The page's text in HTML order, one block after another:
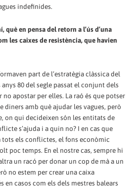
indefinides.
què en pensa del retorn a l’ús d’una
les caixes de resistència, que havien
part de l’estratègia clàssica del
80 del segle passat el conjunt dels
apostar per elles. La raó és que potser
diners amb què ajudar les vagues, però
on qui decideixen són les entitats de
s’ajuda i a quin no? I en cas que
tots els conflictes, el fons econòmic
poc temps. En el nostre cas, sempre hi
un racó per donar un cop de mà a un
no estem per crear una caixa
en casos com els dels mestres balears